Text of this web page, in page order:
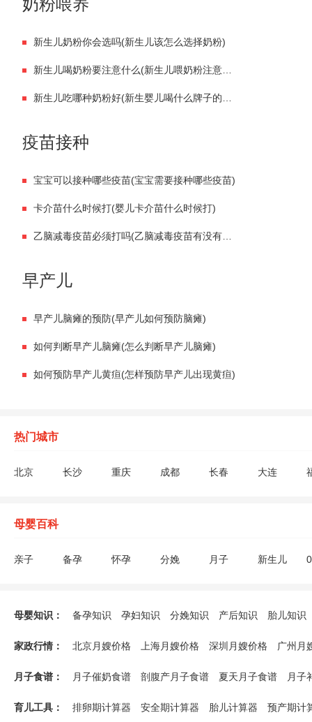
奶粉喂养
新生儿奶粉你会选吗(新生儿该怎么选择奶粉)
新生儿喝奶粉要注意什么(新生儿喂奶粉注意事项有哪些)
新生儿吃哪种奶粉好(新生婴儿喝什么牌子的奶粉最合适)
疫苗接种
宝宝可以接种哪些疫苗(宝宝需要接种哪些疫苗)
卡介苗什么时候打(婴儿卡介苗什么时候打)
乙脑减毒疫苗必须打吗(乙脑减毒疫苗有没有必要打)
早产儿
早产儿脑瘫的预防(早产儿如何预防脑瘫)
如何判断早产儿脑瘫(怎么判断早产儿脑瘫)
如何预防早产儿黄疸(怎样预防早产儿出现黄疸)
热门城市
北京 长沙 重庆 成都 长春 大连
母婴百科
亲子 备孕 怀孕 分娩 月子 新生儿
产后疾病
月子禁忌 催乳回奶 避孕方法 新生儿喂养
新生儿护
婴儿疾病
婴儿早教 奶粉辅食 能力培养 游戏玩具 幼儿喂养
母婴知识： 备孕知识 孕妇知识 分娩知识 产后知识
胎儿知识
家政行情：
北京月嫂价格 上海月嫂价格 深圳月嫂价格
广州月
月子食谱： 月子催奶食谱 剖腹产月子食谱 夏天月子食谱 月子
育儿工具： 排卵期计算器 安全期计算器 胎儿计算器
预产期计